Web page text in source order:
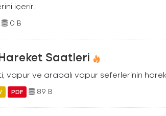
içerir.
0 B
Saatleri
vapur ve arabalı vapur seferlerinin
PDF 89 B